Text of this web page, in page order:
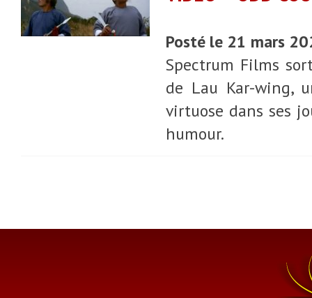
Posté le 21 mars
Spectrum Films
de Lau Kar-wing,
virtuose dans ses
humour.